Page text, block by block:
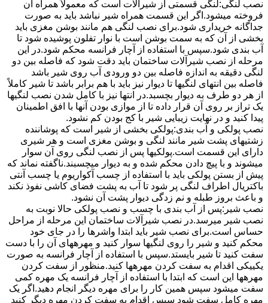
نصب لنگی:لنگی قسمتی از شیرآلات است که معمولاً همراه آن
فروخته میشود.اگر این قسمت همراه شیر نباشد باید به صورت
جداگانه خریداری شود.برای نصب لنگی هم مانند بوشن مغزی باید
بخشی از آن که به سمت بوشن است با نوار تفلون پوشیده شود تا
آب بندی شود.سپس با استفاده از آچار فرانسه محکم شود.در این
مرحله از نصب شیرآلات ساختمان باید دقت شود که فاصله بین دو
لنگی دقیقه به اندازه فاصله بین دو ورودی آب روی شیر باشد
فاصله بین انتهای لنگیها تا دیوار نیز باید با هم برابر باشد تا شیر کاملاً
از هر دو طرف به دیوار بچسبد.در انتها نیز با کامل شدن نصب لنگیها
یک تراز بر روی آن قرار داده تا از موازی بودن آنها با افق اطمینان
پیدا کنید و در نهایت زیبایی شیر با کج بودن کم نشود.
نصب پولکی و آب بندی:پولکی بخشی از شیر است که پوشاننده
زشتیهای پشت شیر مانند لنگی و بوشن مغزی است و هر شیری
دارای این قسمت است.پولکیها پس از نصب لنگی روی آن سوار
میشوند و با پیچ دادن محکم شده و به دیوار میچسبند.ناگفته نماند که
پیش از بستن پولکی باید با استفاده از چسب آکواریوم یا چسب آنتی
باکتریال اطراف لنگی پر شود تا آب به پشت فضای کاشی نفوذ نکند
و باعث بروز طبله و نم زدگی دیوار پشت آن نشود.
نصب شیر:پس از آب بندی با چسب و نصب پولکی حالا نوبت به
نصب شیر میرسد.در نصب شیرآلات ساختمان این مرحله از مراحل
حساس است.برای نصب شیر باید ابتدا واشرها را در جای خود
محکم کنید و شیر را روی لنگیها سوار کنید و مهرههای آن را با دست
سفت کنید تا شیر بایستد.سپس با استفاده از آچار فرانسه به صورت
یکییکی اقدام به سفت کردن مهرهها کنید.منظور از سفت کردن
مهرهها این است که ابتدا با استفاده از آچار فرانسه یک مهره کمی
سفت میشود سپس همین کار را برای مهره دیگر انجام دهید.اگر یک
مهره کامل سفت شود سپس اقدام به سفت کردن مهره دیگر کنید